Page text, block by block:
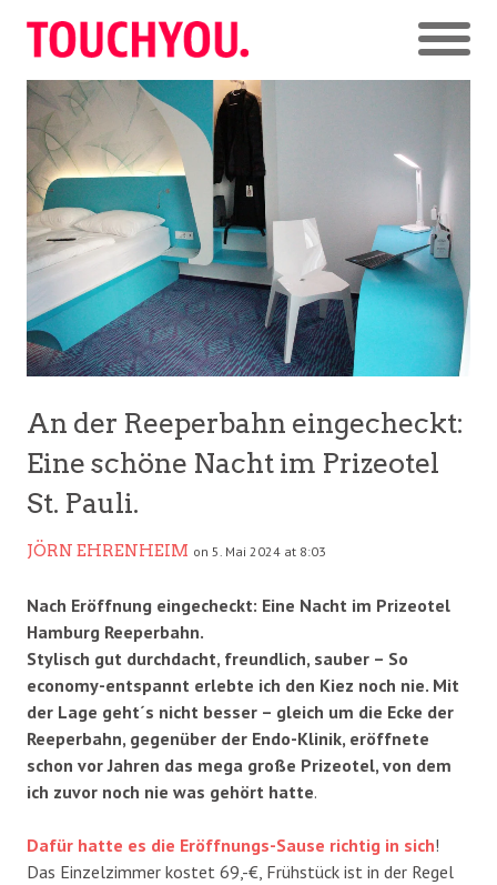
An der Reeperbahn eingecheckt:
Eine schöne Nacht im Prizeotel
St. Pauli.
JÖRN EHRENHEIM on 5. Mai 2024 at 8:03
Nach Eröffnung eingecheckt: Eine Nacht im Prizeotel
Hamburg Reeperbahn.
Stylisch gut durchdacht, freundlich, sauber – So
economy-entspannt erlebte ich den Kiez noch nie. Mit
der Lage geht´s nicht besser – gleich um die Ecke der
Reeperbahn, gegenüber der Endo-Klinik, eröffnete
schon vor Jahren das mega große Prizeotel, von dem
ich zuvor noch nie was gehört hatte.
Dafür hatte es die Eröffnungs-Sause richtig in sich!
Das Einzelzimmer kostet 69,-€, Frühstück ist in der Regel